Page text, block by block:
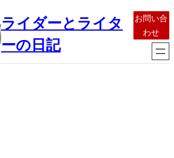
ライダーとライタ
ーの日記
お問い合
わせ